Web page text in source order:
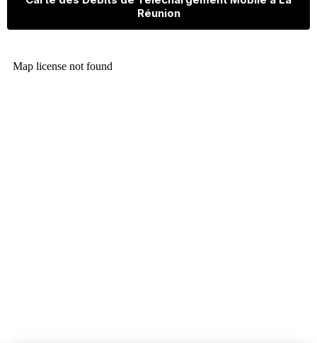
Réunion